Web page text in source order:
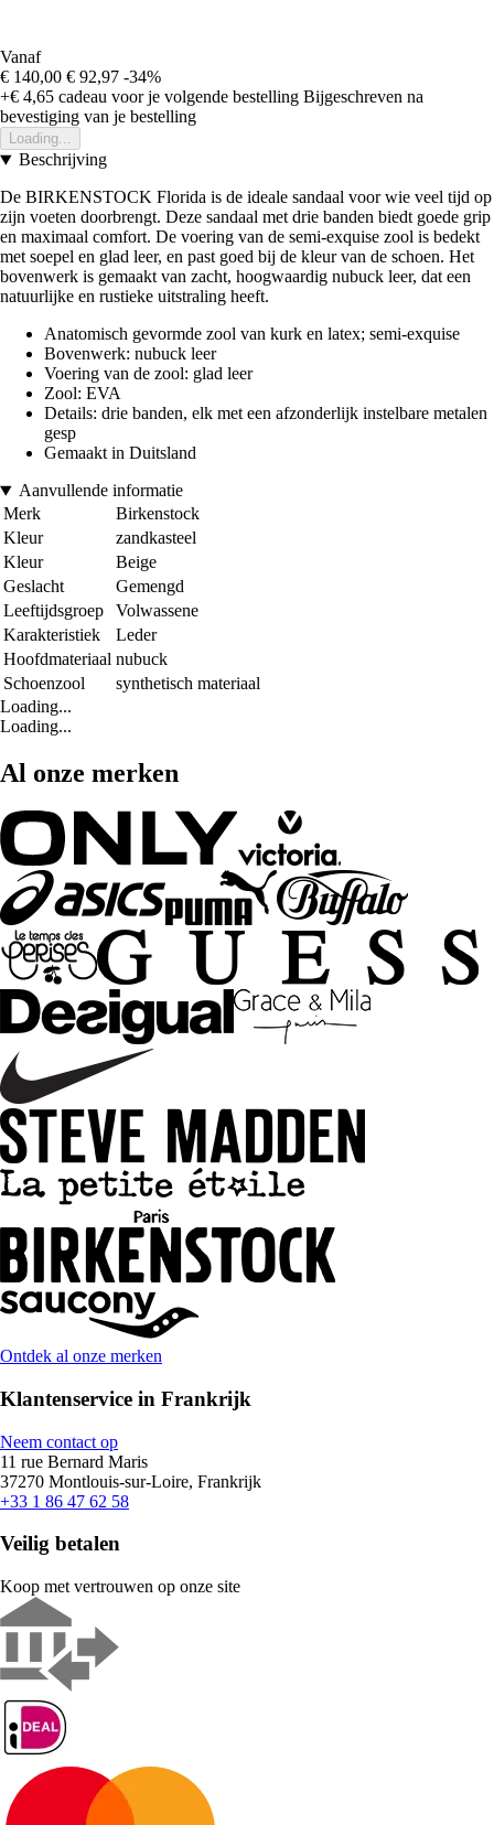
Vanaf
€ 140,00 € 92,97 -34%
+€ 4,65 cadeau voor je volgende bestelling Bijgeschreven na
bevestiging van je bestelling
Loading...
Beschrijving
De BIRKENSTOCK Florida is de ideale sandaal voor wie veel tijd op
zijn voeten doorbrengt. Deze sandaal met drie banden biedt goede grip
en maximaal comfort. De voering van de semi-exquise zool is bedekt
met soepel en glad leer, en past goed bij de kleur van de schoen. Het
bovenwerk is gemaakt van zacht, hoogwaardig nubuck leer, dat een
natuurlijke en rustieke uitstraling heeft.
Anatomisch gevormde zool van kurk en latex; semi-exquise
Bovenwerk: nubuck leer
Voering van de zool: glad leer
Zool: EVA
Details: drie banden, elk met een afzonderlijk instelbare metalen
gesp
Gemaakt in Duitsland
Aanvullende informatie
Merk
Birkenstock
Kleur
zandkasteel
Kleur
Beige
Geslacht
Gemengd
Leeftijdsgroep
Volwassene
Karakteristiek
Leder
Hoofdmateriaal nubuck
Schoenzool
synthetisch materiaal
Loading...
Loading...
Al onze merken
Ontdek al onze merken
Klantenservice in Frankrijk
Neem contact op
11 rue Bernard Maris
37270 Montlouis-sur-Loire, Frankrijk
+33 1 86 47 62 58
Veilig betalen
Koop met vertrouwen op onze site